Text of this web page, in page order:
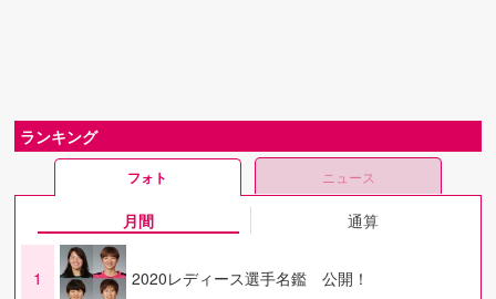
ランキング
フォト ニュース
月間 通算
1 2020レディース選手名鑑 公開！